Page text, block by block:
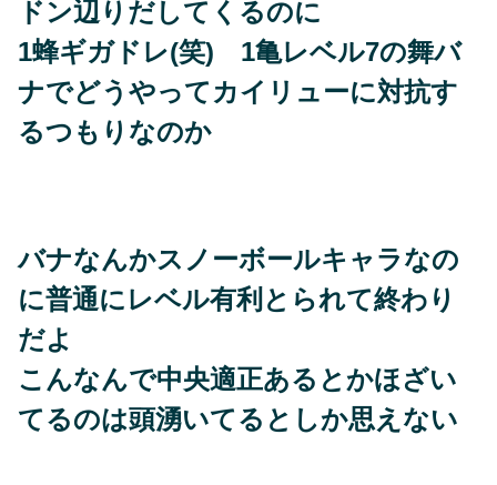
ドン辺りだしてくるのに
1蜂ギガドレ(笑) 1亀レベル7の舞バ
ナでどうやってカイリューに対抗す
るつもりなのか
バナなんかスノーボールキャラなの
に普通にレベル有利とられて終わり
だよ
こんなんで中央適正あるとかほざい
てるのは頭湧いてるとしか思えない